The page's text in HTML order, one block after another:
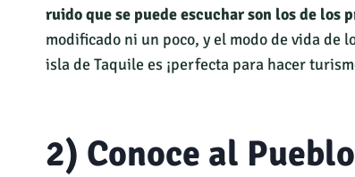
ruido que se puede escuchar son los de los
modificado ni un poco, y el modo de vida de
isla de Taquile es ¡perfecta para hacer
2) Conoce al